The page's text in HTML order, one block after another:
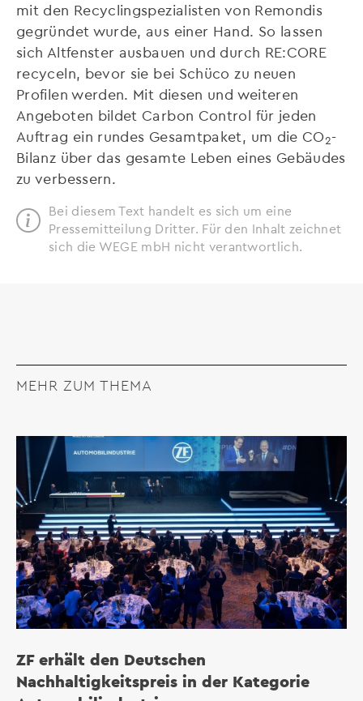
mit den Recyclingspezialisten von Remondis
gegründet wurde, aus einer Hand. So lassen
sich Altfenster ausbauen und durch RE:CORE
recyceln, bevor sie bei Schüco zu neuen
Profilen werden. Mit diesen und weiteren
Angeboten bildet Carbon Control für jeden
Auftrag ein rundes Gesamtpaket, um die CO2-
Bilanz über das gesamte Leben eines Gebäudes
zu verbessern.
Bei diesem Text handelt es sich um eine
Pressemitteilung Dritter. Für den Inhalt zeichnet
sich die WEGE mbH nicht verantwortlich.
MEHR ZUM THEMA
ZF erhält den Deutschen
Nachhaltigkeitspreis in der Kategorie